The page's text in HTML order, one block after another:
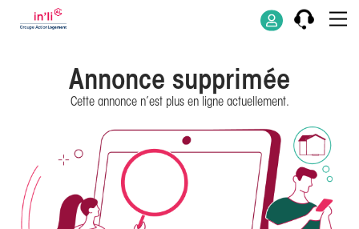
Annonce supprimée
Cette annonce n’est plus en ligne actuellement.